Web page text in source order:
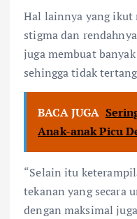
Hal lainnya yang ikut
stigma dan
juga membuat
sehingga tidak
BACA JUGA
Anak-anak Picu
“Selain itu
tekanan yang secara
dengan maksimal